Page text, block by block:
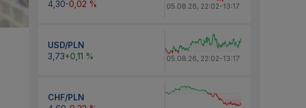
4,30-0,02 % 05.08.26, 22:02-13:17
USD/PLN
3,73+0,11 % 05.08.26, 22:02-13:17
CHF/PLN